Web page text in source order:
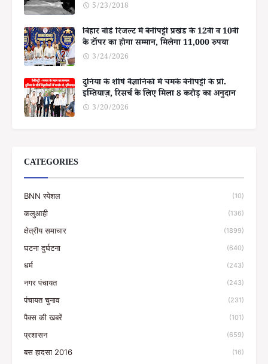
5/23/2018
बिहार बोर्ड रिजल्ट में बेनीपट्टी प्रखंड के 12वीं व 10वीं
के टॉपर का होगा सम्मान, मिलेगा 11,000 रुपया
3/24/2026
दुनिया के शीर्ष वैज्ञानिकों में चमके बेनीपट्टी के प्रो.
इम्तियाज़, रिसर्च के लिए मिला 8 करोड़ का अनुदान
3/20/2026
CATEGORIES
BNN स्पेशल (10)
कलुआही (136)
क्षेत्रीय समाचार (1899)
घटना दुर्घटना (640)
धर्म (243)
नगर पंचायत (243)
पंचायत चुनाव (231)
पैक्स की खबरें (101)
प्रशासन (659)
बस हादसा 2016 (16)